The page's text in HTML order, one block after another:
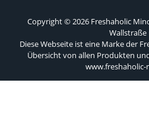
Copyright © 2026 Freshaholic
Wallstraße
Diese Webseite ist eine Marke der
Übersicht von allen Produkten
www.freshaholic-